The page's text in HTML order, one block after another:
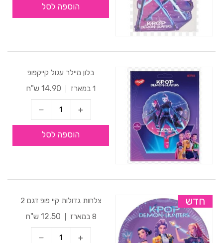
הוספה לסל
בלון מיילר עגול קייקפופ
1 במארז
14.90 ש"ח
הוספה לסל
חדש
צלחות גדולות קיי פופ דגם 2
8 במארז
12.50 ש"ח